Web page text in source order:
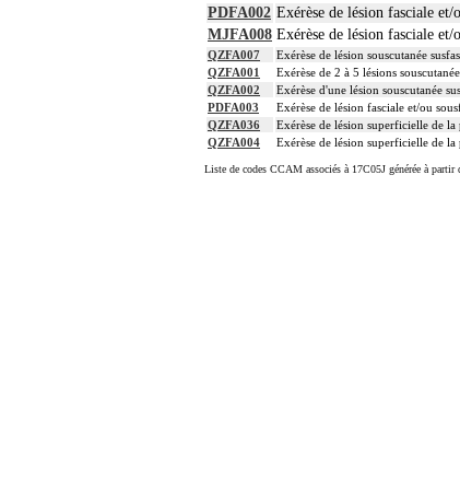
PDFA002 Exérèse de lésion fasciale et/
MJFA008 Exérèse de lésion fasciale et/
QZFA007
Exérèse de lésion souscutanée
QZFA001
Exérèse de 2 à 5 lésions
QZFA002
Exérèse d'une lésion souscutanée
PDFA003
Exérèse de lésion fasciale et/ou
QZFA036
Exérèse de lésion superficielle de
QZFA004
Exérèse de lésion superficielle de la
Liste de codes CCAM associés à 17C05J générée à